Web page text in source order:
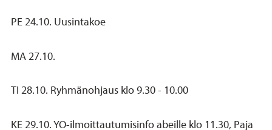
PE 24.10. Uusintakoe
MA 27.10.
TI 28.10. Ryhmänohjaus klo 9.30 - 10.00
KE 29.10. YO-ilmoittautumisinfo abeille klo 11.30, Paja